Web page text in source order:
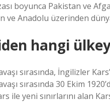
boyunca Pakistan ve
ve Anadolu üzerinden
hangi
sırasında, İngilizler
sırasında 30 Ekim
ile yeni sınırlarını alan